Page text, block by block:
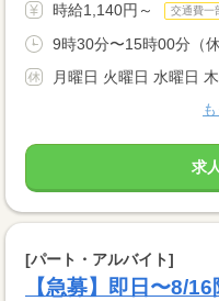
時給1,140円～ 交通費一
9時30分〜15時00分（
月曜日 火曜日 水曜日
求
[パート・アルバイト]
【急募】即日〜8/